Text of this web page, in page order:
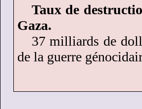
Taux de
Gaza.
37 milliards de
de la guerre